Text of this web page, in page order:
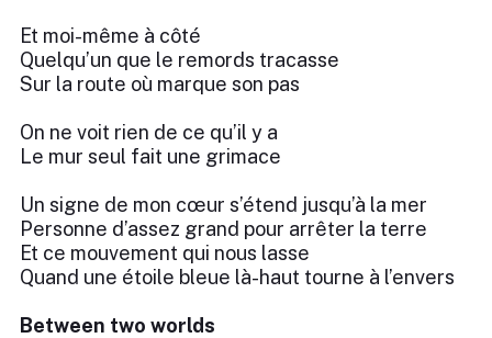
Et moi-même à côté
Quelqu’un que le remords tracasse
Sur la route où marque son pas
On ne voit rien de ce qu’il y a
Le mur seul fait une grimace
Un signe de mon cœur s’étend jusqu’à la mer
Personne d’assez grand pour arrêter la terre
Et ce mouvement qui nous lasse
Quand une étoile bleue là-haut tourne à l’envers
Between two worlds